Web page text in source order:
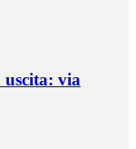
uscita: via